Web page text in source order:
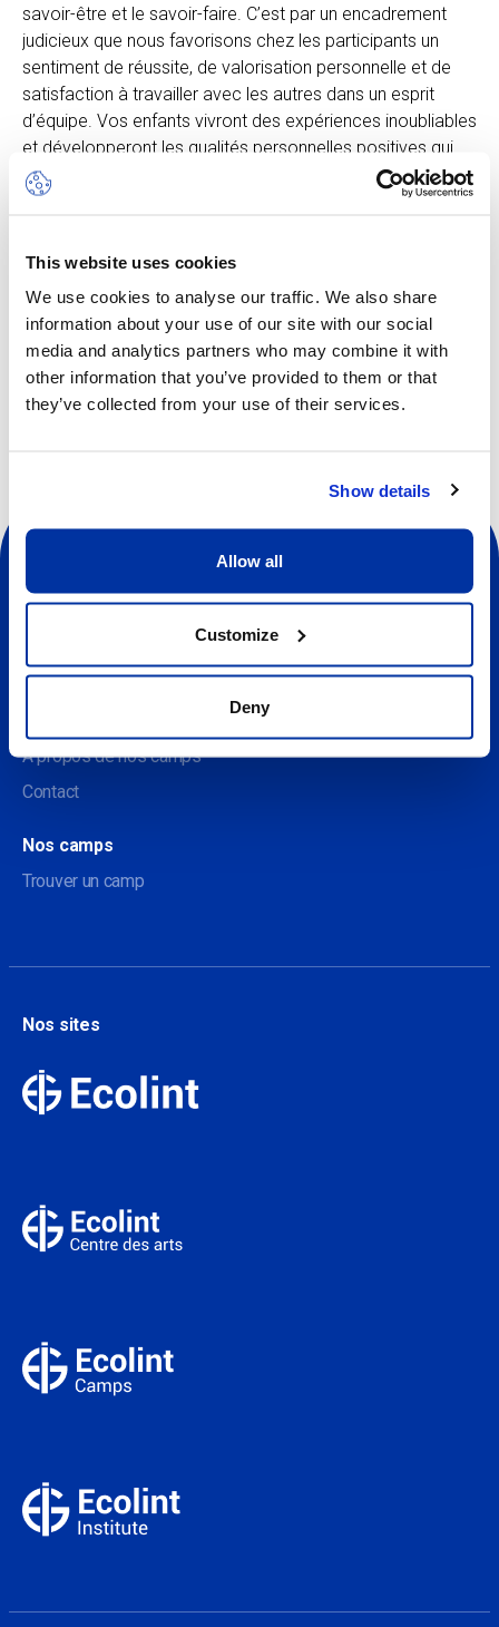
This website uses cookies
We use cookies to analyse our traffic. We also share
information about your use of our site with our social
media and analytics partners who may combine it with
other information that you’ve provided to them or that
they’ve collected from your use of their services.
Show details
Allow all
Customize
Deny
ENFR
savoir-être et le savoir-faire. C’est par un encadrement
judicieux que nous favorisons chez les participants un
sentiment de réussite, de valorisation personnelle et de
satisfaction à travailler avec les autres dans un esprit
d’équipe. Vos enfants vivront des expériences inoubliables
et développeront les qualités personnelles positives qui
les aideront à persévérer dans la réalisation de leurs défis.
Le camp Multi-Sports inclut les activités suivantes :
escalade et plus encore, chacune adaptée à l’âge des
l’enthousiasme et la curiosité. Dans ce camp, la notion
d’apprentissage est intimement liée à celle du jeu.
Sociale
A propos de nos camps
Contact
Nos camps
Trouver un camp
Nos sites